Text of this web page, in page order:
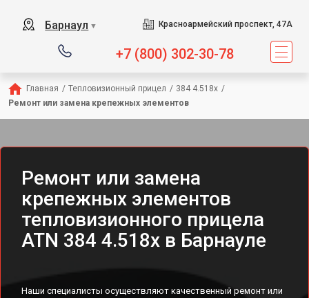
Барнаул ▼ Красноармейский проспект, 47А
+7 (800) 302-30-78
Главная / Тепловизионный прицел / 384 4.518x /
Ремонт или замена крепежных элементов
Ремонт или замена
крепежных элементов
тепловизионного прицела
ATN 384 4.518x в Барнауле
Наши специалисты осуществляют качественный ремонт или